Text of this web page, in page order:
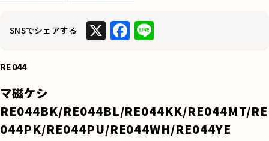
SNSでシェアする X F
a
b
o
Li
RE044
マ磁ケシ
RE044BK/RE044BL/RE044KK/RE044MT/RE
044PK/RE044PU/RE044WH/RE044YE